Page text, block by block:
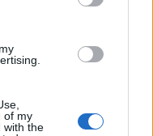
of my
with the
tutto ciò che
Il disco
controllo,
Letizia, per